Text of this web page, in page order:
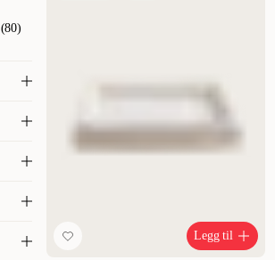
(80)
Legg til